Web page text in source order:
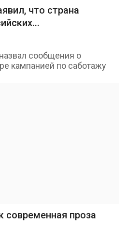
что страна
сообщения о
кампанией по саботажу
современная проза